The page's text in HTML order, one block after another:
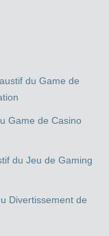
du Game de
Game de Casino
du Jeu de Gaming
Divertissement de